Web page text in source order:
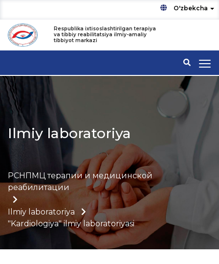
O'zbekcha
Respublika ixtisoslashtirilgan terapiya
va tibbiy reabilitatsiya ilmiy-amaliy
tibbiyot markazi
Ilmiy laboratoriya
РСНПМЦ терапии и медицинской
реабилитации
Ilmiy laboratoriya
"Kardiologiya" ilmiy laboratoriyasi